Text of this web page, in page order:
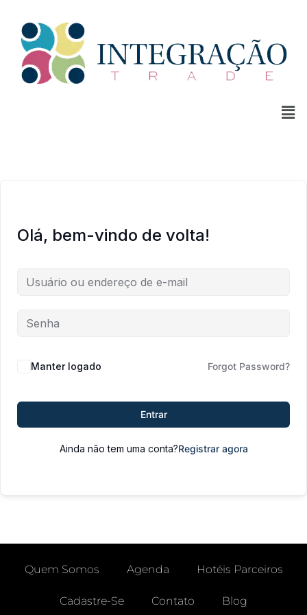
Olá, bem-vindo de volta!
Manter logado Forgot Password?
Entrar
Ainda não tem uma conta?Registrar agora
Quem Somos Agenda Hotéis Parceiros
Cadastre-Se Contato Blog